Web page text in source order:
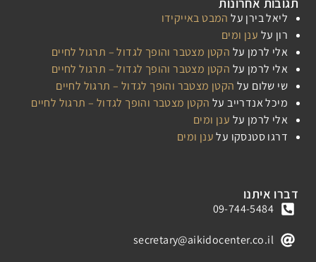
ליאל בירן על המבט באייקידו
רון על ענן ומים
אלי לרמן על הקטן מצטבר והופך לגדול – תרגול לחיים
אלי לרמן על הקטן מצטבר והופך לגדול – תרגול לחיים
שי שלום על הקטן מצטבר והופך לגדול – תרגול לחיים
מיכל אנדרייבעל הקטן מצטבר והופך לגדול – תרגול לחיים
אלי לרמן על ענן ומים
דרגו סטנסקו עלענן ומים
דברו איתנו
09-744-5484
secretary@aikidocenter.co.il